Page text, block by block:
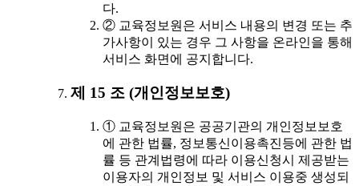
다.
② 교육정보원은 서비스 내용의 변경 또는 추
가사항이 있는 경우 그 사항을 온라인을 통해
서비스 화면에 공지합니다.
제 15 조 (개인정보보호)
① 교육정보원은 공공기관의 개인정보보호
에 관한 법률, 정보통신이용촉진등에 관한 법
률 등 관계법령에 따라 이용신청시 제공받는
이용자의 개인정보 및 서비스 이용중 생성되